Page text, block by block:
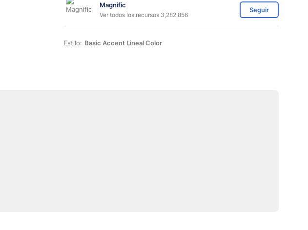
Magnific
Ver todos los recursos 3,282,856
Seguir
Estilo: Basic Accent Lineal Color